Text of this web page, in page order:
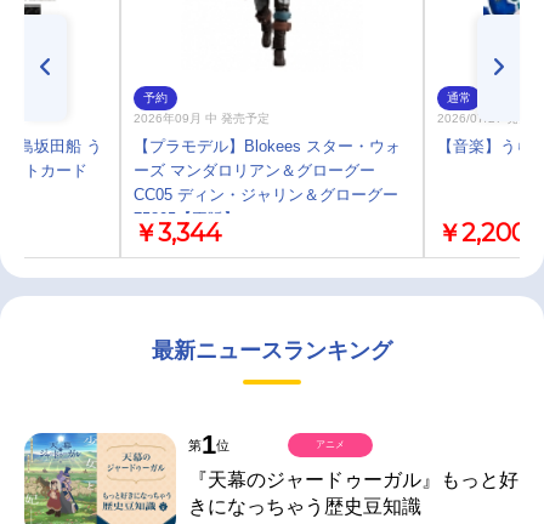
島坂田船 う
ォトカード
予約
2026年09月 中 発売予定
【プラモデル】Blokees スター・ウォ
ーズ マンダロリアン＆グローグー
CC05 ディン・ジャリン＆グローグー
75805【再販】
￥3,344
通常
2026/07/27 発売
【音楽】うら
￥2,200
最新ニュースランキング
第1位
『天幕のジャードゥーガル』もっと好
きになっちゃう歴史豆知識
アニメ